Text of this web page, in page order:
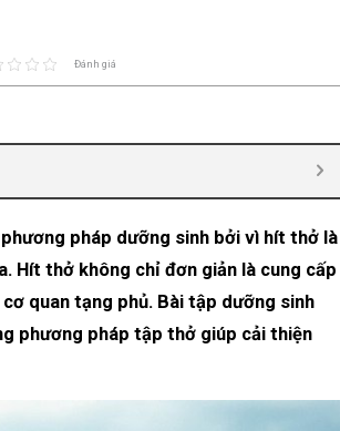
Đánh giá
pháp dưỡng sinh bởi vì hít thở là
Hít thở không chỉ đơn giản là cung cấp
quan tạng phủ. Bài tập dưỡng sinh
phương pháp tập thở giúp cải thiện